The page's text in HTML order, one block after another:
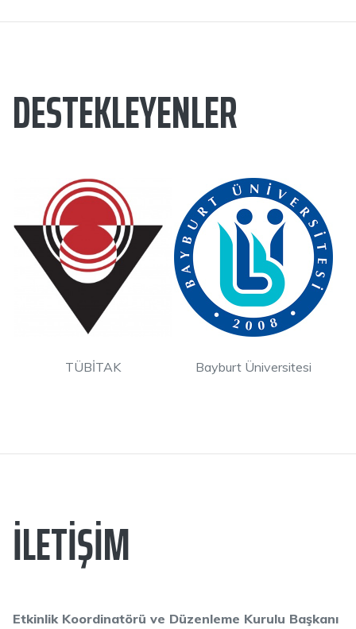
DESTEKLEYENLER
TÜBİTAK Bayburt Üniversitesi
İLETIŞIM
Etkinlik Koordinatörü ve Düzenleme Kurulu Başkanı